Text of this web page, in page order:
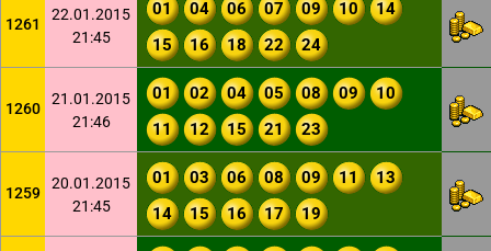
1261
22.01.2015
21:45
01 04 06 07 09 10
14
15
16 18 22 24
1260
21.01.2015
21:46
01 02 04 05 08 09
10
11
12 15 21 23
1259
20.01.2015
21:45
01 03 06 08 09 11
13
14
15 16 17 19